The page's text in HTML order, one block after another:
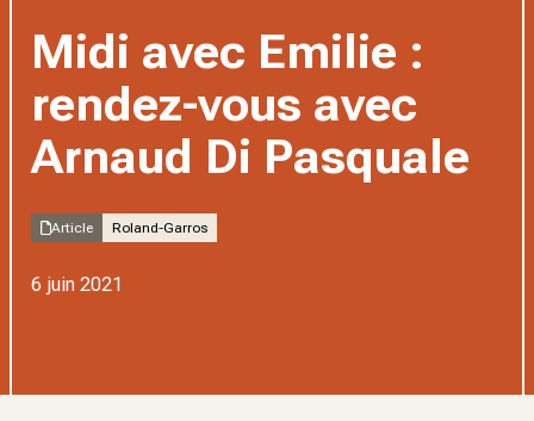
Midi avec Emilie :
rendez-vous avec
Arnaud Di Pasquale
Article Roland-Garros
6 juin 2021